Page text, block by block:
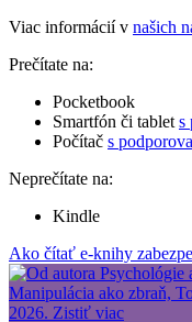
Viac informácií v našich
Prečítate na:
Pocketbook
Smartfón či tablet s
Počítač s
Neprečítate na:
Kindle
Ako čítať e-knihy